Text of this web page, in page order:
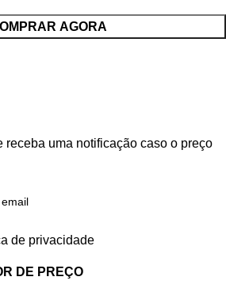
AGORA
receba uma notificação caso o preço
de privacidade
DE PREÇO